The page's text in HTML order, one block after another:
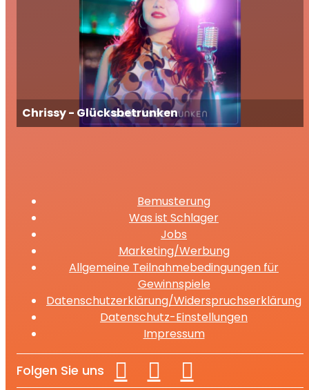
Chrissy - Glücksbetrunken
Bemusterung
Was ist Schlager
Jobs
Marketing/Werbung
Allgemeine Teilnahmebedingungen für
Gewinnspiele
Datenschutzerklärung/Widerspruchserklärung
Datenschutz-Einstellungen
Impressum
Folgen Sie uns